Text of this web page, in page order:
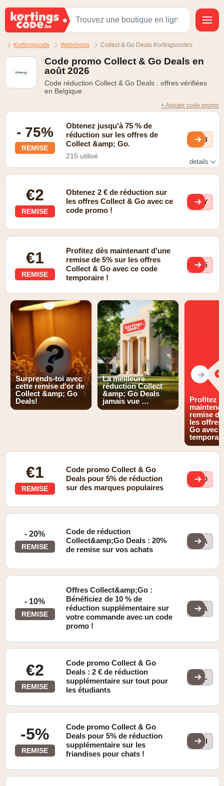
Kortingscode Webshops Collect & Go Deals Kortingscodes
Code promo Collect & Go Deals en
août 2026
Code réduction Collect & Go Deals : offres vérifiées
en Belgique
+ Ajouter code promo
- 75%
REMISE
Obtenez jusqu'à 75 % de
réduction sur les offres de
Collect &amp; Go.
215 utilisé
AM8
details
€2
REMISE
Obtenez 2 € de réduction sur
les offres Collect & Go avec ce
code promo !
HNY
€1
REMISE
Profitez dès maintenant d'une
remise de 5% sur les offres
Collect & Go avec ce code
temporaire !
NC5
Surprends-toi avec
cette remise d'or de
Collect &amp; Go
Deals!
La meilleure
réduction Collect
&amp; Go Deals
jamais vue …
Profitez
remise
les
Go avec
€1
REMISE
Code promo Collect & Go
Deals pour 5% de réduction
sur des marques populaires
MID
- 20%
REMISE
Code de réduction
Collect&amp;Go Deals : 20%
de remise sur vos achats
DEA
- 10%
REMISE
Offres Collect&amp;Go :
Bénéficiez de 10 % de
réduction supplémentaire sur
votre commande avec un code
promo !
DEA
€2
REMISE
Code promo Collect & Go
Deals : 2 € de réduction
supplémentaire sur tout pour
les étudiants
COL
-5%
REMISE
Code promo Collect & Go
Deals pour 5% de réduction
supplémentaire sur les
friandises pour chats !
PRI